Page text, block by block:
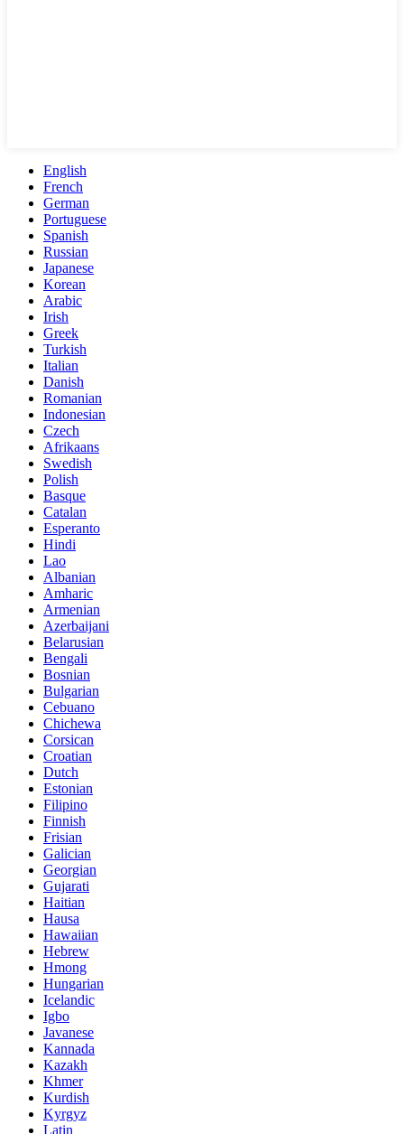
English
French
German
Portuguese
Spanish
Russian
Japanese
Korean
Arabic
Irish
Greek
Turkish
Italian
Danish
Romanian
Indonesian
Czech
Afrikaans
Swedish
Polish
Basque
Catalan
Esperanto
Hindi
Lao
Albanian
Amharic
Armenian
Azerbaijani
Belarusian
Bengali
Bosnian
Bulgarian
Cebuano
Chichewa
Corsican
Croatian
Dutch
Estonian
Filipino
Finnish
Frisian
Galician
Georgian
Gujarati
Haitian
Hausa
Hawaiian
Hebrew
Hmong
Hungarian
Icelandic
Igbo
Javanese
Kannada
Kazakh
Khmer
Kurdish
Kyrgyz
Latin